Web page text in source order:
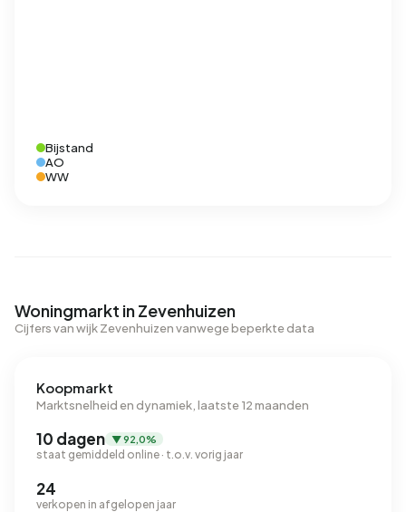
Bijstand
AO
WW
Woningmarkt in Zevenhuizen
Cijfers van wijk Zevenhuizen vanwege beperkte data
Koopmarkt
Marktsnelheid en dynamiek, laatste 12 maanden
10 dagen ▼ 92,0%
staat gemiddeld online · t.o.v. vorig jaar
24
verkopen in afgelopen jaar